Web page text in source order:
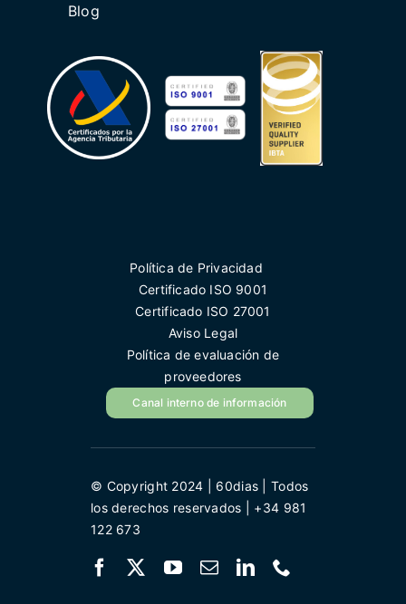
Blog
Política de Privacidad
Certificado ISO 9001
Certificado ISO 27001
Aviso Legal
Política de evaluación de
proveedores
Canal interno de información
© Copyright 2024 | 60dias | Todos
los derechos reservados | +34 981
122 673